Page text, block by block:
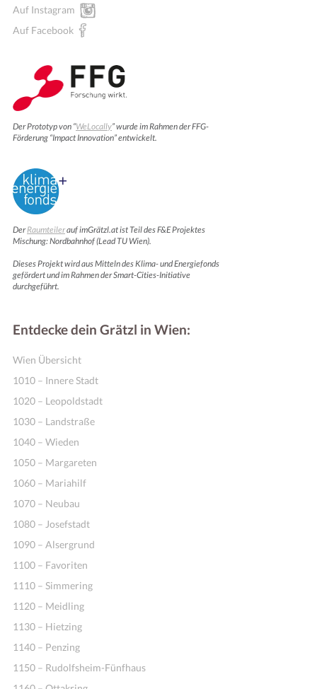
Auf Instagram
Auf Facebook
Der Prototyp von “WeLocally” wurde im Rahmen der FFG-
Förderung “Impact Innovation” entwickelt.
DerRaumteilerauf imGrätzl.at ist Teil des F&E Projektes
Mischung: Nordbahnhof (Lead TU Wien).
Dieses Projekt wird aus Mitteln des Klima- und Energiefonds
gefördert und im Rahmen der Smart-Cities-Initiative
durchgeführt.
Entdecke dein Grätzl in Wien:
Wien Übersicht
1010 – Innere Stadt
1020 – Leopoldstadt
1030 – Landstraße
1040 – Wieden
1050 – Margareten
1060 – Mariahilf
1070 – Neubau
1080 – Josefstadt
1090 – Alsergrund
1100 – Favoriten
1110 – Simmering
1120 – Meidling
1130 – Hietzing
1140 – Penzing
1150 – Rudolfsheim-Fünfhaus